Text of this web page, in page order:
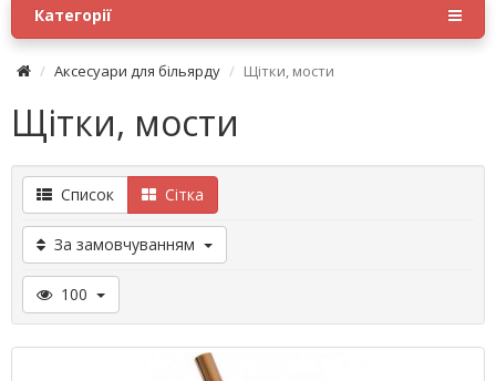
Категорії
Аксесуари для більярду Щітки, мости
Щітки, мости
Список Сітка
За замовчуванням
100